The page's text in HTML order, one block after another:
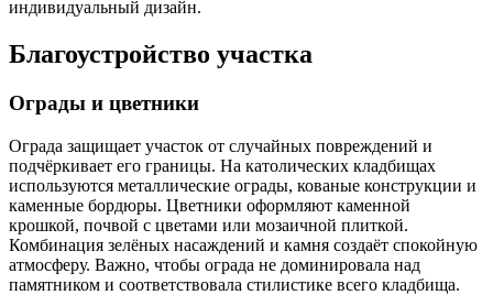
индивидуальный дизайн.
Благоустройство участка
Ограды и цветники
Ограда защищает участок от случайных повреждений и
подчёркивает его границы. На католических кладбищах
используются металлические ограды, кованые конструкции и
каменные бордюры. Цветники оформляют каменной
крошкой, почвой с цветами или мозаичной плиткой.
Комбинация зелёных насаждений и камня создаёт спокойную
атмосферу. Важно, чтобы ограда не доминировала над
памятником и соответствовала стилистике всего кладбища.